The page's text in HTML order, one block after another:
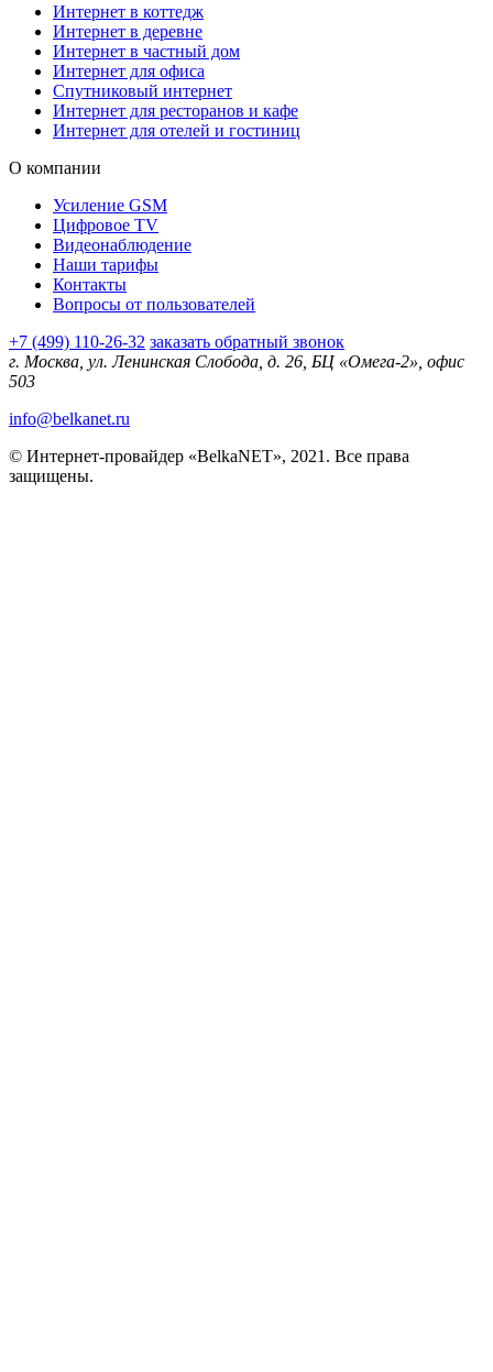
Интернет в коттедж
Интернет в деревне
Интернет в частный дом
Интернет для офиса
Спутниковый интернет
Интернет для ресторанов и кафе
Интернет для отелей и гостиниц
О компании
Усиление GSM
Цифровое TV
Видеонаблюдение
Наши тарифы
Контакты
Вопросы от пользователей
+7 (499) 110-26-32 заказать обратный звонок
г. Москва, ул. Ленинская Слобода, д. 26, БЦ «Омега-2», офис
503
info@belkanet.ru
© Интернет-провайдер «BelkaNET», 2021. Все права
защищены.